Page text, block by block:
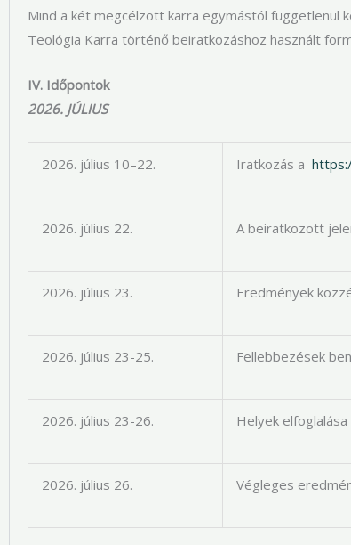
Mind a két megcélzott karra egymástól függetlenül
Teológia Karra történő beiratkozáshoz használt
IV. Időpontok
2026. JÚLIUS
2026. július 10–22. Iratkozás a
2026. július 22. A beiratkozott
2026. július 23. Eredmények
2026. július 23-25. Fellebbezések
2026. július 23-26. Helyek elfoglalása
2026. július 26. Végleges